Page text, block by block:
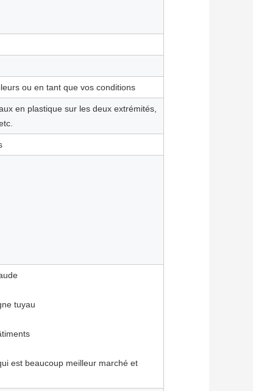
ou en tant que vos conditions
en plastique sur les deux extrémités,
tuyau
est beaucoup meilleur marché et